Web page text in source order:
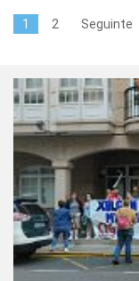
1 2 Seguinte